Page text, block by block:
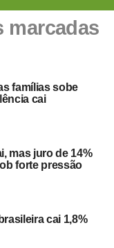
marcadas
famílias sobe
cai
mas juro de 14%
forte pressão
cai 1,8%